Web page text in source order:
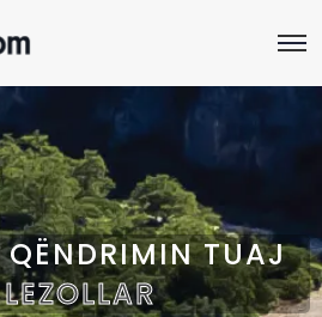
QËNDRIMIN TUAJ
LEZOLLAR